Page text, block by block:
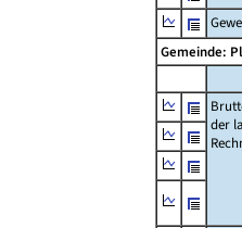
Gemeinde:
der